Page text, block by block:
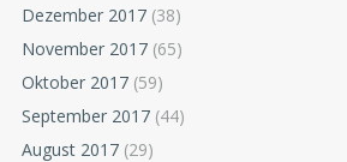
Dezember 2017 (38)
November 2017 (65)
Oktober 2017 (59)
September 2017 (44)
August 2017 (29)